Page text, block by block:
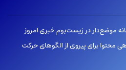
موضع‌دار در زیست‌بوم خبری امروز
محتوا برای پیروی از الگوهای حرکت